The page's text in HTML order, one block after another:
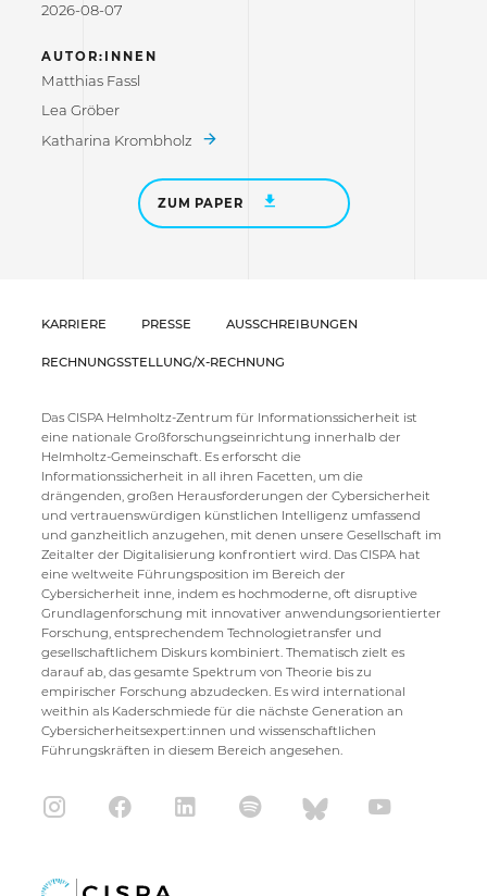
2026-08-07
AUTOR:INNEN
Matthias Fassl
Lea Gröber
Katharina Krombholz
ZUM PAPER
KARRIERE PRESSE AUSSCHREIBUNGEN
RECHNUNGSSTELLUNG/X-RECHNUNG
Das CISPA Helmholtz-Zentrum für Informationssicherheit ist
eine nationale Großforschungseinrichtung innerhalb der
Helmholtz-Gemeinschaft. Es erforscht die
Informationssicherheit in all ihren Facetten, um die
drängenden, großen Herausforderungen der Cybersicherheit
und vertrauenswürdigen künstlichen Intelligenz umfassend
und ganzheitlich anzugehen, mit denen unsere Gesellschaft im
Zeitalter der Digitalisierung konfrontiert wird. Das CISPA hat
eine weltweite Führungsposition im Bereich der
Cybersicherheit inne, indem es hochmoderne, oft disruptive
Grundlagenforschung mit innovativer anwendungsorientierter
Forschung, entsprechendem Technologietransfer und
gesellschaftlichem Diskurs kombiniert. Thematisch zielt es
darauf ab, das gesamte Spektrum von Theorie bis zu
empirischer Forschung abzudecken. Es wird international
weithin als Kaderschmiede für die nächste Generation an
Cybersicherheitsexpert:innen und wissenschaftlichen
Führungskräften in diesem Bereich angesehen.